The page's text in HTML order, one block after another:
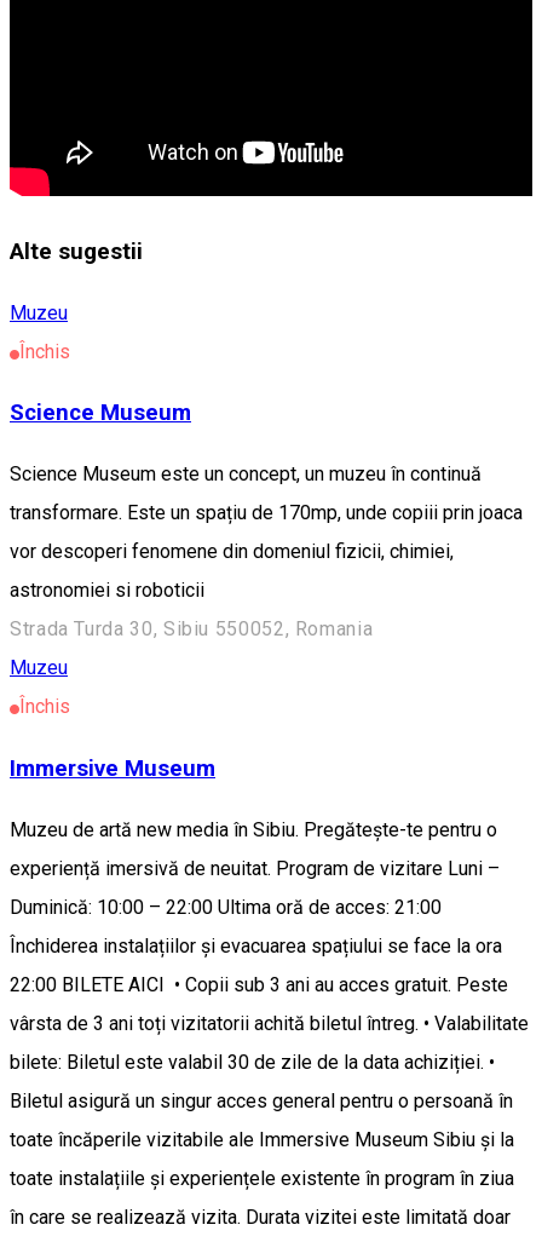
Alte sugestii
Muzeu
Închis
Science Museum
Science Museum este un concept, un muzeu în continuă
transformare. Este un spațiu de 170mp, unde copiii prin joaca
vor descoperi fenomene din domeniul fizicii, chimiei,
astronomiei si roboticii
Strada Turda 30, Sibiu 550052, Romania
Muzeu
Închis
Immersive Museum
Muzeu de artă new media în Sibiu. Pregătește-te pentru o
experiență imersivă de neuitat. Program de vizitare Luni –
Duminică: 10:00 – 22:00 Ultima oră de acces: 21:00
Închiderea instalațiilor și evacuarea spațiului se face la ora
22:00 BILETE AICI • Copii sub 3 ani au acces gratuit. Peste
vârsta de 3 ani toți vizitatorii achită biletul întreg. • Valabilitate
bilete: Biletul este valabil 30 de zile de la data achiziției. •
Biletul asigură un singur acces general pentru o persoană în
toate încăperile vizitabile ale Immersive Museum Sibiu și la
toate instalațiile și experiențele existente în program în ziua
în care se realizează vizita. Durata vizitei este limitată doar